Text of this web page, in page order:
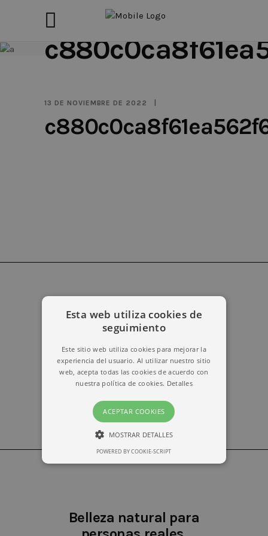
13 DE NOVIEMBRE DE 2022
erika@kymabarcelona.com
Belleza natural para
Esta web utiliza cookies de
seguimiento
Este sitio web utiliza cookies para mejorar la
experiencia del usuario. Al utilizar nuestro sitio
web, acepta todas las cookies de acuerdo con
nuestra política de cookies. Detalles
ACEPTAR COOKIES
MOSTRAR DETALLES
POWERED BY COOKIE-SCRIPT